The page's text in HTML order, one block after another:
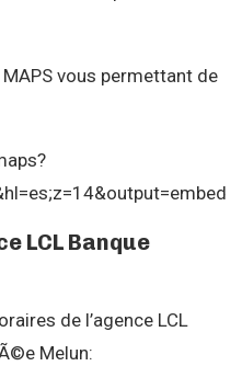
vous permettant de
LCL Banque
de l’agence LCL
Melun: